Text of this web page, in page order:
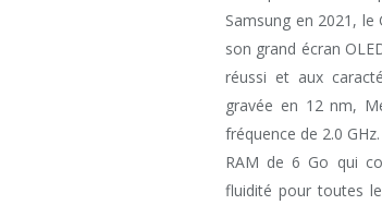
Samsung en 2021,
son grand écran
réussi et aux
gravée en 12 nm,
fréquence de 2.0
RAM de 6 Go qui
fluidité pour toutes